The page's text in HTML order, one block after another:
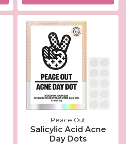
Peace Out
Salicylic Acid Acne
Day Dots